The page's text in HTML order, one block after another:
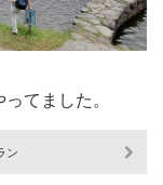
てました。
ン